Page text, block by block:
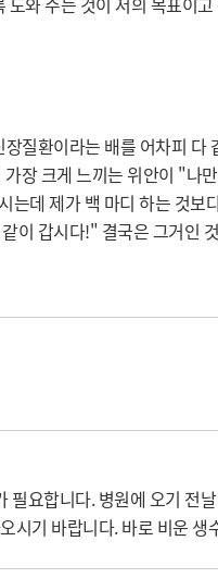
질환이라는 배를 어차피 다
장 크게 느끼는 위안이 "나
데 제가 백 마디 하는 것보
이 갑시다!" 결국은 그거인
요합니다. 병원에 오기 전
시기 바랍니다. 바로 비운 생